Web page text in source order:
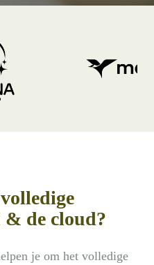
de cloud?
je om het volledige